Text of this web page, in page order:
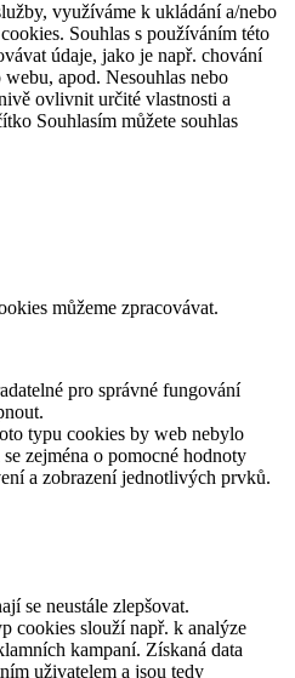
využíváme k ukládání a/nebo
Souhlas s používáním této
údaje, jako je např. chování
apod. Nesouhlas nebo
ovlivnit určité vlastnosti a
Souhlasím můžete souhlas
můžeme zpracovávat.
pro správné fungování
typu cookies by web nebylo
zejména o pomocné hodnoty
a zobrazení jednotlivých prvků.
se neustále zlepšovat.
cookies slouží např. k analýze
kampaní. Získaná data
uživatelem a jsou tedy